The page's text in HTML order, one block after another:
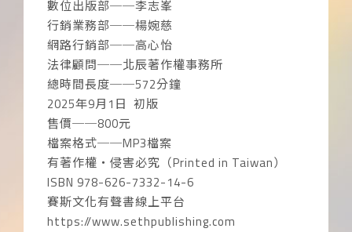
數位出版部──李志峯
行銷業務部──楊婉慈
網路行銷部──高心怡
法律顧問──北辰著作權事務所
總時間長度──572分鐘
2025年9月1日 初版
售價──800元
檔案格式──MP3檔案
有著作權‧侵害必究（Printed in Taiwan）
ISBN 978-626-7332-14-6
賽斯文化有聲書線上平台
https://www.sethpublishing.com